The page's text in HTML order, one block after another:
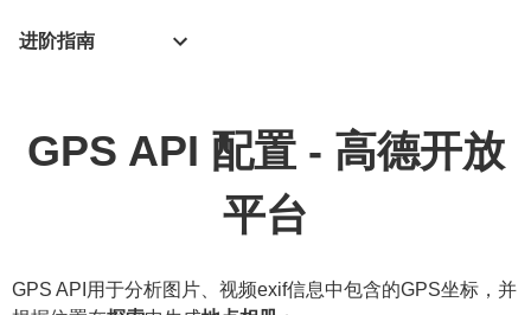
进阶指南
GPS API 配置 - 高德开放
平台
GPS API用于分析图片、视频exif信息中包含的GPS坐标，并